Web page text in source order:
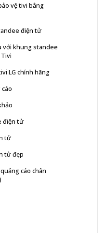
vệ tivi bằng
điện tử
với khung standee
LG chính hãng
điện tử
tử
tử đẹp
cáo chân